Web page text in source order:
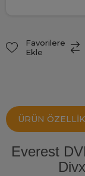
Favorilere
Ekle
ÜRÜN
Everest